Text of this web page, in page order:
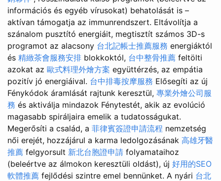
információs és egyéb vírusokat) behatolását is –
aktívan támogatja az immunrendszert. Eltávolítja a
szánalom pusztító energiáit, megtisztít számos 3D-s
programot az alacsony 台北記帳士推薦服務 energiáktól
és 精緻茶會服務安排 blokkoktól, 台中整骨推薦 feltölti
azokat az 歐式料理外燴方案 együttérzés, az empátia
pozitív jó energiáival. 台中排毒按摩服務 Elősegíti az új
Fénykódok áramlását rajtunk keresztül, 專業外燴公司服
務 és aktiválja mindazok Fénytestét, akik az evolúció
magasabb spiráljaira emelik a tudatosságukat.
Megerősíti a család, a 菲律賓簽證申請流程 nemzetség
női erejét, hozzájárul a karma ledolgozásának 高雄牙醫
推薦 felgyorsult 新北台胞證申請 folyamataihoz
(beleértve az álmokon keresztüli oldást), új 好用的SEO
軟體推薦 fejlődési szintre emel bennünket. A nyári 台北